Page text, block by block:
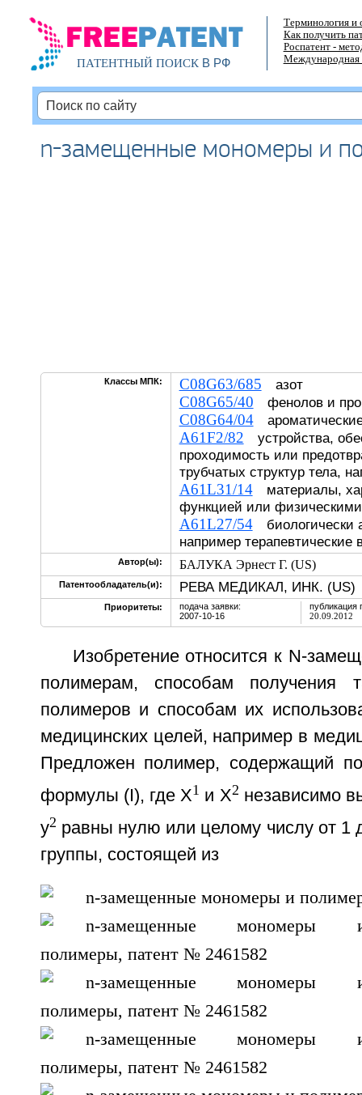
ПАТЕНТНЫЙ ПОИСКВ РФ
Терминология и
Как получить
Роспатент -
Международная
n-замещенные мономеры и
Классы МПК: C08G63/685 азот
C08G65/40 фенолов и
C08G64/04ароматические
A61F2/82 устройства,
проходимость или
трубчатых структур тела,
A61L31/14материалы,
функцией или
A61L27/54биологически
например терапевтические
Автор(ы): БАЛУКА Эрнест Г. (US)
Патентообладатель(и): РЕВА МЕДИКАЛ, ИНК. (US)
Приоритеты:
подача заявки:
2007-10-16
публикация
20.09.2012
Изобретение относится к N-
полимерам, способам получения
полимеров и способам их
медицинских целей, например в
Предложен полимер, содержащий
формулы (I), где X1 и X2 независимо
у2 равны нулю или целому числу от 1
группы, состоящей из